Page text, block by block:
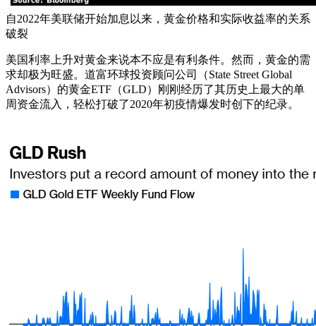
自2022年美联储开始加息以来，黄金价格和实际收益率的关系
破裂
美国利率上升对黄金来说本不应是有利条件。然而，黄金的需
求却极为旺盛。道富环球投资顾问公司（State Street Global
Advisors）的黄金ETF（GLD）刚刚经历了其历史上最大的单
周资金流入，轻松打破了2020年初疫情爆发时创下的纪录。